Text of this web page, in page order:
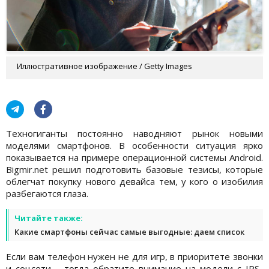
Иллюстративное изображение / Getty Images
Техногиганты постоянно наводняют рынок новыми
моделями смартфонов. В особенности ситуация ярко
показывается на примере операционной системы Android.
Bigmir.net решил подготовить базовые тезисы, которые
облегчат покупку нового девайса тем, у кого о изобилия
разбегаются глаза.
Читайте также:
Какие смартфоны сейчас самые выгодные: даем список
Если вам телефон нужен не для игр, в приоритете звонки